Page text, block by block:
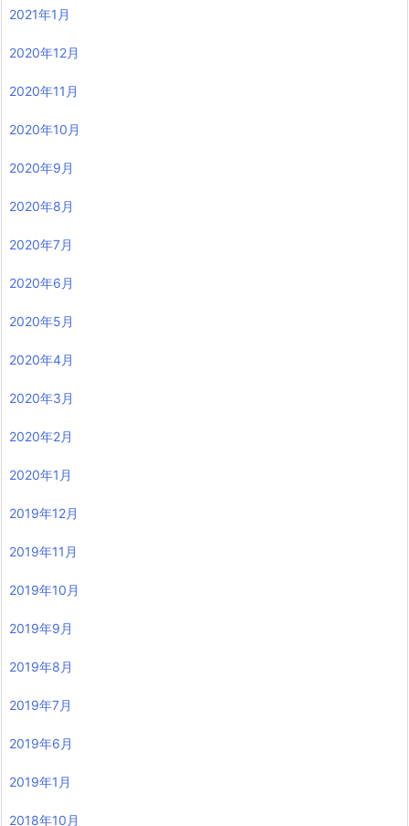
2021年1月
2020年12月
2020年11月
2020年10月
2020年9月
2020年8月
2020年7月
2020年6月
2020年5月
2020年4月
2020年3月
2020年2月
2020年1月
2019年12月
2019年11月
2019年10月
2019年9月
2019年8月
2019年7月
2019年6月
2019年1月
2018年10月